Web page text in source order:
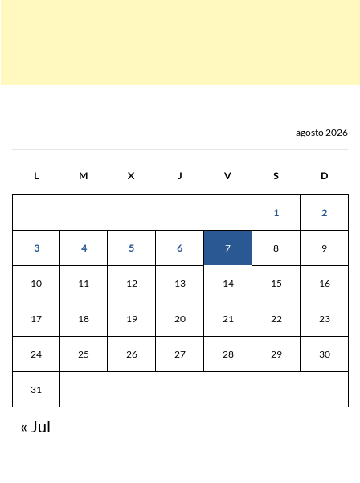
agosto 2026
L M X J V S D
1 2
3 4 5 6 7 8 9
10 11 12 13 14 15 16
17 18 19 20 21 22 23
24 25 26 27 28 29 30
31
« Jul